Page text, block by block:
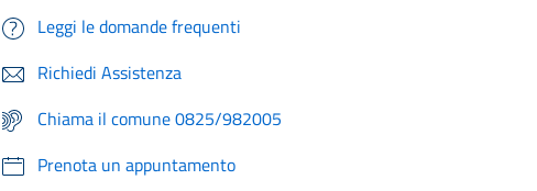
Leggi le domande frequenti
Richiedi Assistenza
Chiama il comune 0825/982005
Prenota un appuntamento